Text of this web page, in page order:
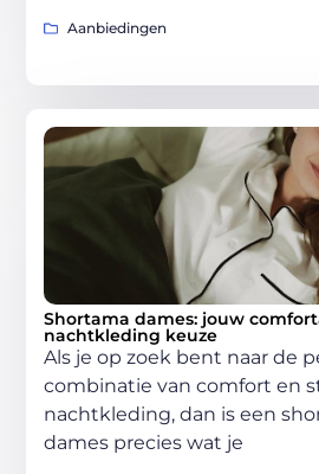
Aanbiedingen
Shortama dames: jouw
nachtkleding keuze
Als je op zoek bent naar de
combinatie van comfort en
nachtkleding, dan is een
dames precies wat je